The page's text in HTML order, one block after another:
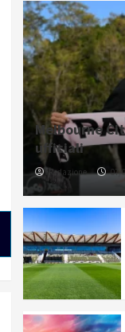
Melbourne
ufficiali
Redazione 07/